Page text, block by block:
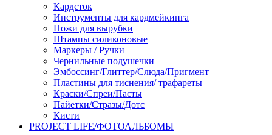
Кардсток
Инструменты для кардмейкинга
Ножи для вырубки
Штампы силиконовые
Маркеры / Ручки
Чернильные подушечки
Эмбоссинг/Глиттер/Слюда/Пригмент
Пластины для тиснения/ трафареты
Краски/Спреи/Пасты
Пайетки/Стразы/Дотс
Кисти
PROJECT LIFE/ФОТОАЛЬБОМЫ